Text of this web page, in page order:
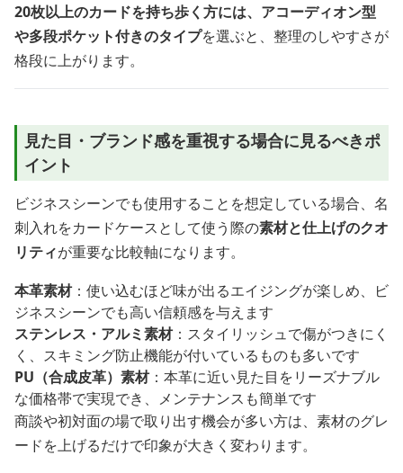
20枚以上のカードを持ち歩く方には、アコーディオン型
や多段ポケット付きのタイプを選ぶと、整理のしやすさが
格段に上がります。
見た目・ブランド感を重視する場合に見るべきポ
イント
ビジネスシーンでも使用することを想定している場合、名
刺入れをカードケースとして使う際の素材と仕上げのクオ
リティが重要な比較軸になります。
本革素材：使い込むほど味が出るエイジングが楽しめ、ビ
ジネスシーンでも高い信頼感を与えます
ステンレス・アルミ素材：スタイリッシュで傷がつきにく
く、スキミング防止機能が付いているものも多いです
PU（合成皮革）素材：本革に近い見た目をリーズナブル
な価格帯で実現でき、メンテナンスも簡単です
商談や初対面の場で取り出す機会が多い方は、素材のグレ
ードを上げるだけで印象が大きく変わります。